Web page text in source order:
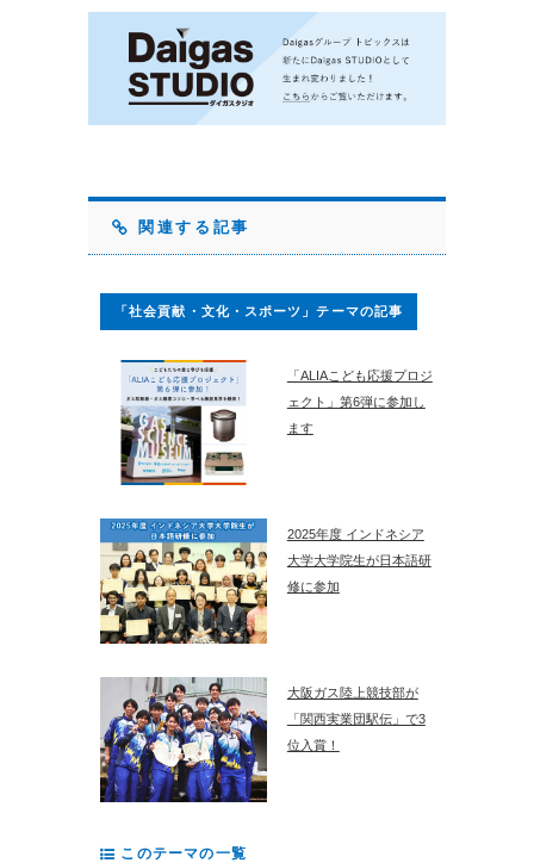
関連する記事
「社会貢献・文化・スポーツ」テーマの記事
「ALIAこども応援プロジ
ェクト」第6弾に参加し
ます
2025年度 インドネシア
大学大学院生が日本語研
修に参加
大阪ガス陸上競技部が
「関西実業団駅伝」で3
位入賞！
このテーマの一覧